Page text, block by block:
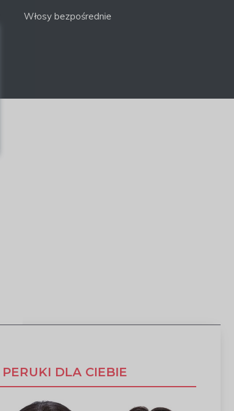
Włosy bezpośrednie
PERUKI DLA CIEBIE